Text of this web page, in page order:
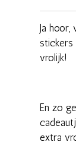
Ja hoor,
stickers
vrolijk!
En zo
extra